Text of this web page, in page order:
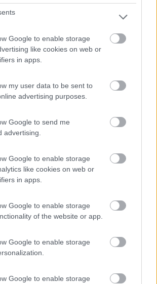
Google to enable storage
like cookies on web or
in apps.
my user data to be sent to
advertising purposes.
Google to send me
advertising.
Google to enable storage
like cookies on web or
in apps.
Google to enable storage
of the website or app.
Google to enable storage
Google to enable storage
9 1